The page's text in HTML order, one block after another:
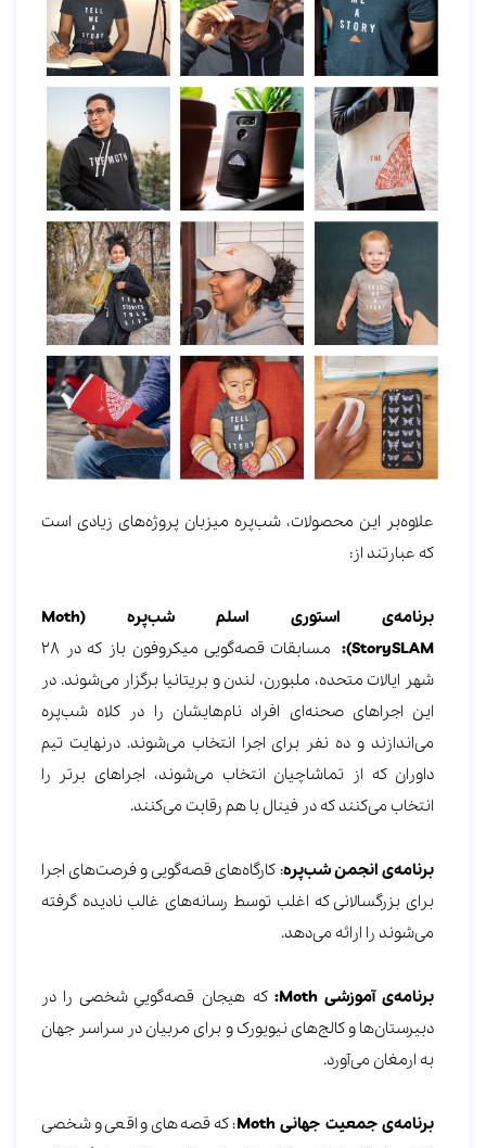
علاوه‌بر این محصولات، شب‌پره میزبان پروژه‌های زیادی است
که عبارتند از:
برنامه‌ی استوری اسلم شب‌پره (Moth
StorySLAM):
مسابقات قصه‌گویی میکروفون باز که در 28
شهر ایالات متحده، ملبورن، لندن و بریتانیا برگزار می‌شوند. در
این اجراهای صحنه‌ای افراد نام‌هایشان را در کلاه شب‌پره
می‌اندازند و ده نفر برای اجرا انتخاب می‌شوند. درنهایت تیم
داوران که از تماشاچیان انتخاب می‌شوند، اجراهای برتر را
انتخاب می‌کنند که در فینال با هم رقابت می‌کنند.
برنامه‌ی انجمن شب‌پره: کارگاه‌های قصه‌گویی و فرصت‌های اجرا
برای بزرگسالانی که اغلب توسط رسانه‌های غالب نادیده گرفته
می‌شوند را ارائه می‌دهد.
برنامه‌ی آموزشی Moth
:که هیجان قصه‌گوییِ شخصی را در
دبیرستان‌ها و کالج‌های نیویورک و برای مربیان در سراسر جهان
به ارمغان می‌آورد.
برنامه‌ی جمعیت جهانی Moth: که قصه‌های واقعی و شخصی